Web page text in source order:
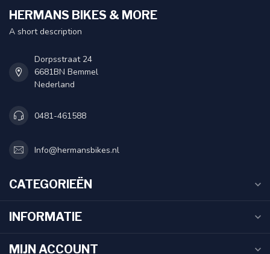
HERMANS BIKES & MORE
A short description
Dorpsstraat 24
6681BN Bemmel
Nederland
0481-461588
Info@hermansbikes.nl
CATEGORIEËN
INFORMATIE
MIJN ACCOUNT